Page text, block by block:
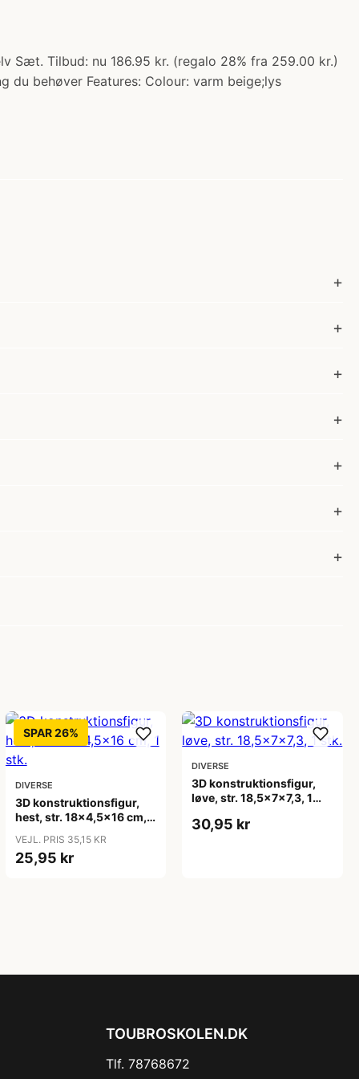
Sæt. Tilbud: nu 186.95 kr. (regalo 28% fra 259.00 kr.)
du behøver Features: Colour: varm beige;lys
SPAR 26%
DIVERSE
3D konstruktionsfigur,
hest, str. 18x4,5x16 cm, 1
VEJL. PRIS 35,15 KR
25,95 kr
DIVERSE
3D konstruktionsfigur,
løve, str. 18,5x7x7,3, 1
30,95 kr
TOUBROSKOLEN.DK
Tlf. 78768672